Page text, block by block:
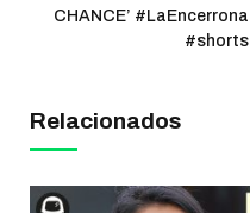
CHANCE’ #LaEncerrona
#shorts
Relacionados